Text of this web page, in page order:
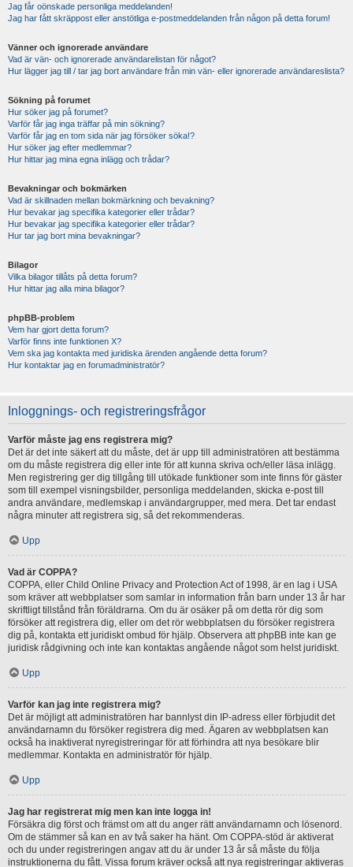
Jag får oönskade personliga meddelanden!
Jag har fått skräppost eller anstötliga e-postmeddelanden från någon på detta forum!
Vänner och ignorerade användare
Vad är vän- och ignorerade användarelistan för något?
Hur lägger jag till / tar jag bort användare från min vän- eller ignorerade användareslista?
Sökning på forumet
Hur söker jag på forumet?
Varför får jag inga träffar på min sökning?
Varför får jag en tom sida när jag försöker söka!?
Hur söker jag efter medlemmar?
Hur hittar jag mina egna inlägg och trådar?
Bevakningar och bokmärken
Vad är skillnaden mellan bokmärkning och bevakning?
Hur bevakar jag specifika kategorier eller trådar?
Hur bevakar jag specifika kategorier eller trådar?
Hur tar jag bort mina bevakningar?
Bilagor
Vilka bilagor tillåts på detta forum?
Hur hittar jag alla mina bilagor?
phpBB-problem
Vem har gjort detta forum?
Varför finns inte funktionen X?
Vem ska jag kontakta med juridiska ärenden angående detta forum?
Hur kontaktar jag en forumadministratör?
Inloggnings- och registreringsfrågor
Varför måste jag ens registrera mig?
Det är det inte säkert att du måste, det är upp till administratören att bestämma
om du måste registrera dig eller inte för att kunna skriva och/eller läsa inlägg.
Men registrering ger dig tillgång till utökade funktioner som inte finns för gäster
som till exempel visningsbilder, personliga meddelanden, skicka e-post till
andra användare, medlemskap i användargrupper, med mera. Det tar endast
några minuter att registrera sig, så det rekommenderas.
Upp
Vad är COPPA?
COPPA, eller Child Online Privacy and Protection Act of 1998, är en lag i USA
som kräver att webbplatser som samlar in information från barn under 13 år har
skriftligt tillstånd från föräldrarna. Om du är osäker på om detta rör dig som
försöker att registrera dig, eller om det rör webbplatsen du försöker registrera
dig på, kontakta ett juridiskt ombud för hjälp. Observera att phpBB inte kan ge
juridisk rådgivning och inte kan kontaktas angående något som helst juridiskt.
Upp
Varför kan jag inte registrera mig?
Det är möjligt att administratören har bannlyst din IP-adress eller förbjudit det
användarnamn du försöker registrera dig med. Ägaren av webbplatsen kan
också ha inaktiverat nyregistreringar för att förhindra att nya besökare blir
medlemmar. Kontakta en administratör för hjälp.
Upp
Jag har registrerat mig men kan inte logga in!
Försäkra dig först och främst om att du anger rätt användarnamn och lösenord.
Om de stämmer så kan en av två saker ha hänt. Om COPPA-stöd är aktiverat
och du under registreringen angav att du är under 13 år så måste du följa
instruktionerna du fått. Vissa forum kräver också att nya registreringar aktiveras